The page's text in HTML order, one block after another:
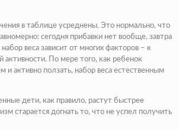
в таблице усреднены. Это нормально, что
сегодня прибавки нет вообще, завтра
веса зависит от многих факторов – к
активности. По мере того, как ребенок
и активно ползать, набор веса естественным
дети, как правило, растут быстрее
старается догнать то, что не успел получить